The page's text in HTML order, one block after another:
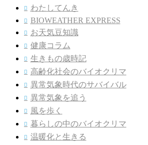
 わたしてんき
 BIOWEATHER EXPRESS
 お天気豆知識
 健康コラム
 生きもの歳時記
 高齢化社会のバイオクリマ
 異常気象時代のサバイバル
 異常気象を追う
 風を歩く
 暮らしの中のバイオクリマ
 温暖化と生きる